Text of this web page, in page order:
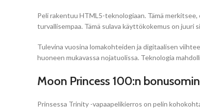
Peli rakentuu HTML5-teknologiaan. Tämä
turvallisempaa. Tämä sulava käyttökokemus on juuri
Tulevina vuosina lomakohteiden ja digitaalisen
huoneen mukavassa nojatuolissa. Teknologia
Moon Princess 100:n
Prinsessa Trinity -vapaapelikierros on pelin